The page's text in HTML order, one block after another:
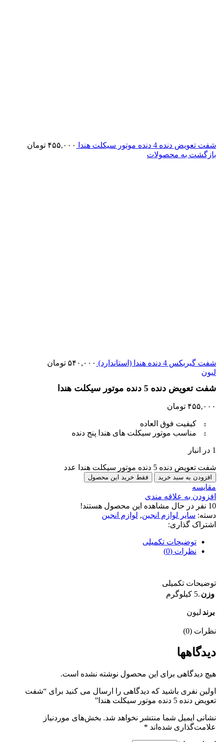
شفت تعویض دنده 4 دنده موتور سیکلت هندا ۴۵۵,۰۰۰ تومان
بازگشت به محصولات
شفت گیربکس 4 دنده هندا (استاندارد) ۵۴۰,۰۰۰ تومان
لیون
شفت تعویض دنده 5 دنده موتور سیکلت هندا
۴۵۵,۰۰۰ تومان
کیفیت فوق العاده
مناسب موتور سیکلت های هندا پنج دنده
1 در انبار
شفت تعویض دنده 5 دنده موتور سیکلت هندا عدد
افزودن به سبد خرید فقط خرید این محصول
مقایسه
افزودن به علاقه مندی
10 نفر در حال مشاهده این محصول هستند!
دسته: سایر لوازم انجین, لوازم انجین
اشتراک گذاری:
توضیحات تکمیلی
نظرات (0)
توضیحات تکمیلی
وزن .5 کیلوگرم
برند لیون
نظرات (0)
دیدگاهها
هیچ دیدگاهی برای این محصول نوشته نشده است.
اولین نفری باشید که دیدگاهی را ارسال می کنید برای “شفت
تعویض دنده 5 دنده موتور سیکلت هندا”
نشانی ایمیل شما منتشر نخواهد شد. بخش‌های موردنیاز
علامت‌گذاری شده‌اند *